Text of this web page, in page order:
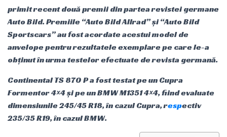
primit recent două premii din partea revistei germane
Auto Bild. Premiile “Auto Bild Allrad” și “Auto Bild
Sportscars” au fost acordate acestui model de
anvelope pentru rezultatele exemplare pe care le-a
obținut în urma testelor efectuate de revista germană.
Continental TS 870 P a fost testat pe un Cupra
Formentor 4×4 și pe un BMW M1351 4×4, fiind evaluate
dimensiunile 245/45 R18, în cazul Cupra, respectiv
235/35 R19, în cazul BMW.